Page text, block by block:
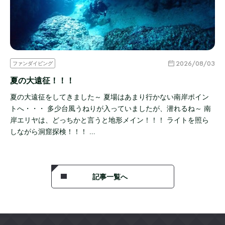
ファンダイビング 2026/08/03
夏の大遠征！！！
夏の大遠征をしてきました～ 夏場はあまり行かない南岸ポイン
トへ・・・ 多少台風うねりが入っていましたが、潜れるね～ 南
岸エリヤは、どっちかと言うと地形メイン！！！ ライトを照ら
しながら洞窟探検！！！ …
記事一覧へ